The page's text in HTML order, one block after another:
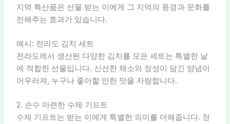
지역 특산품은 선물 받는 이에게 그 지역의 풍경과 문화를
전해주는 효과가 있습니다.
예시: 전라도 김치 세트
전라도에서 생산된 다양한 김치를 모은 세트는 특별한 날
에 적합한 선물입니다. 신선한 채소와 정성이 담긴 양념이
어우러져, 누구나 좋아할 만한 맛을 자랑합니다.
2. 손수 마련한 수제 기프트
수제 기프트는 받는 이에게 특별한 의미를 더해줍니다. 정